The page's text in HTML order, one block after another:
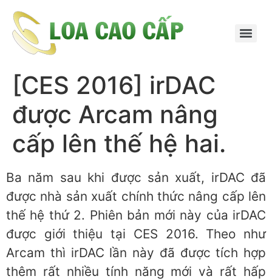
[CES 2016] irDAC
được Arcam nâng
cấp lên thế hệ hai.
Ba năm sau khi được sản xuất, irDAC đã
được nhà sản xuất chính thức nâng cấp lên
thế hệ thứ 2. Phiên bản mới này của irDAC
được giới thiệu tại CES 2016. Theo như
Arcam thì irDAC lần này đã được tích hợp
thêm rất nhiều tính năng mới và rất hấp